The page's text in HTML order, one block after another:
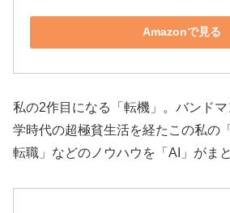
Amazonで見る
私の2作目になる「転機」。バンド
学時代の超極貧生活を経たこの私の
転職」などのノウハウを「AI」がま